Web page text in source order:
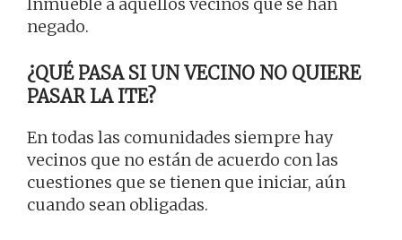
Inmueble a aquellos vecinos que se han
negado.
¿QUÉ PASA SI UN VECINO NO QUIERE
PASAR LA ITE?
En todas las comunidades siempre hay
vecinos que no están de acuerdo con las
cuestiones que se tienen que iniciar, aún
cuando sean obligadas.